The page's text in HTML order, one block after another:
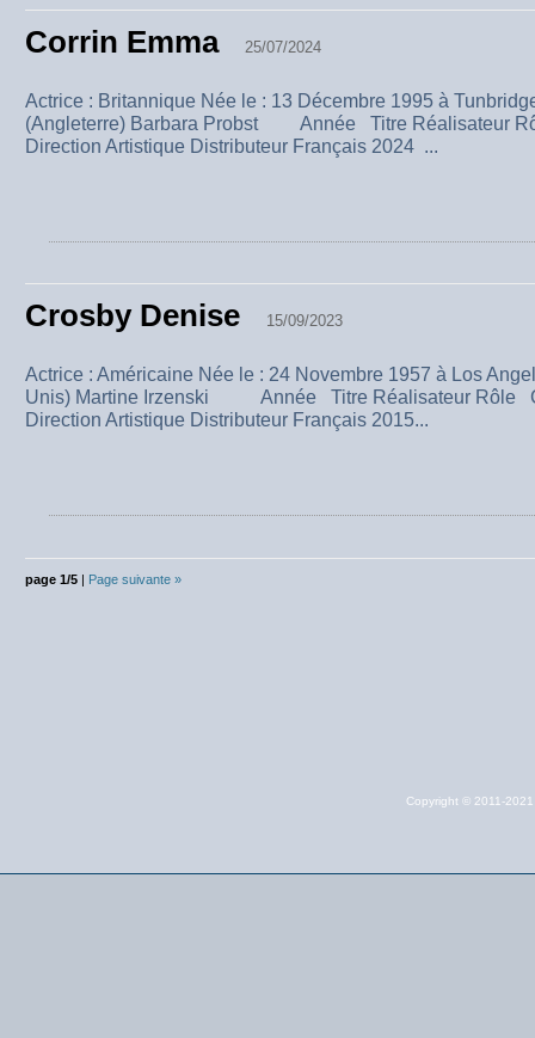
Corrin Emma 25/07/2024
Actrice : Britannique Née le : 13 Décembre 1995 à
(Angleterre) Barbara Probst Année Titre Réalisateur
Direction Artistique Distributeur Français 2024 ...
Crosby Denise 15/09/2023
Actrice : Américaine Née le : 24 Novembre 1957 à Los
Unis) Martine Irzenski Année Titre Réalisateur Rôle
Direction Artistique Distributeur Français 2015...
page 1/5 | Page suivante »
Copyright © 2011-